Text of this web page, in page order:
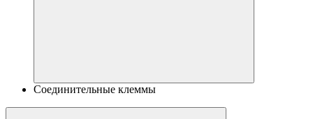
Соединительные клеммы